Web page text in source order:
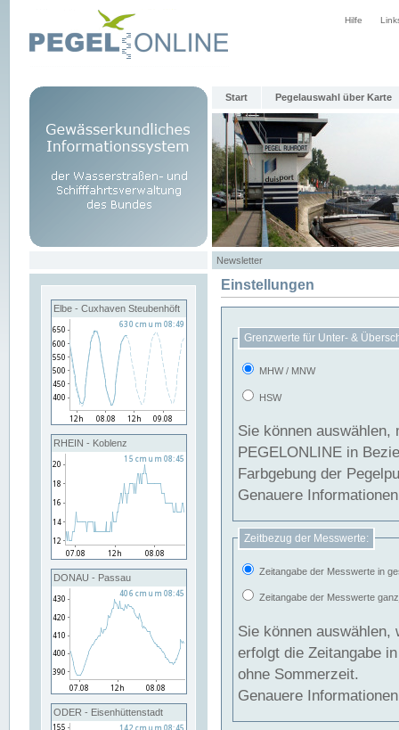
Hilfe
Start Pegelauswahl über Karte
Newsletter
Elbe - Cuxhaven Steubenhöft
RHEIN - Koblenz
DONAU - Passau
ODER - Eisenhüttenstadt
Einstellungen
Grenzwerte für Unter- &
MHW / MNW
HSW
Sie können
PEGELONLINE in Beziehung
Farbgebung der
Genauere
Zeitbezug der Messwerte:
Zeitangabe der Messwerte in
Zeitangabe der Messwerte
Sie können auswählen,
erfolgt die Zeitangabe
ohne Sommerzeit.
Genauere